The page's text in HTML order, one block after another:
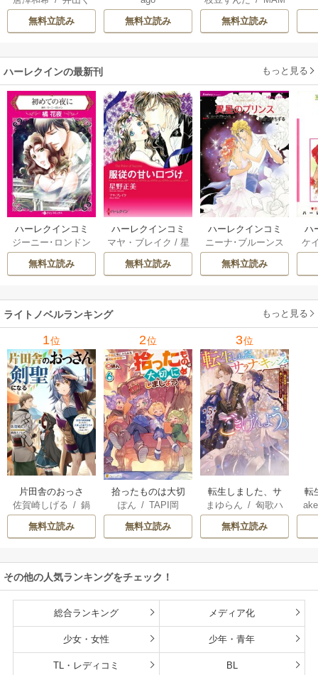
い～
らげ
無料立読み
無料立読み
皇子殿下がどうも
溺愛してくれてい
AKOTO / 鴉羽凛燈
無料立読み
ハーレクインの最新刊 もっと見る
ハーレクインコミ
ックス セット 202
6年 vol.1064 1巻
ジーニー･ロンドン
橘花夜 / メアリ
ー･ライアンズ
ーガン/星合操/ア
ン･ウィール/ 津寺
里可子
無料立読み
ハーレクインコミ
ックス セット 202
6年 vol.1002 1巻
マヤ・ブレイク / 星
野正美/
ヘレン･ブ
ルックス/のわきね
ウェイ/一重夕子
無料立読み
ハーレクインコミ
ックス セット 202
6年 vol.1063 1巻
ニーナ･ブルーンス
おおつきちずる
レベッカ･ヨーク
ーディ/海野みつる
サラ･ウッド/流
水凛子
無料立読み
ハ
ッ
ケ
ザ
ライトノベルランキング もっと見る
1位
片田舎のおっさ
ん、剣聖になる
～ただの田舎の剣
術師範だったの
たちが俺を放って
くれない件～
佐賀崎しげる /鍋
島テツヒロ
無料立読み
2位
拾ったものは大切
にしましょう ～子
狼に気に入られた
男の転移物語～
ぽん / TAPI岡
無料立読み
3位
転生しました、サ
ラナ・キンジェで
す。ごきげんよ
う。
まゆらん /匈歌ハ
トリ
無料立読み
転
帝
その他の人気ランキングをチェック！
総合ランキング メディア化
少女・女性 少年・青年
TL・レディコミ BL